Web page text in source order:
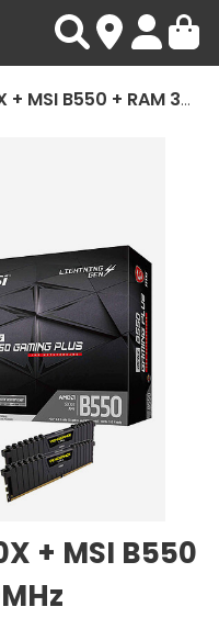
AMD Ryzen 7 5800X + MSI B550 + RAM 32 Go 3200MHz
+ MSI B550